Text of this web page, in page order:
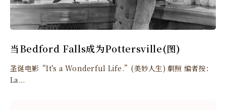
当Bedford Falls成为Pottersville(图)
圣诞电影“It's a Wonderful Life.”(美妙人生) 劇照 编者按：
La...